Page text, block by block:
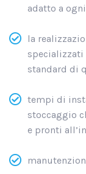
adatto a
la
specializzati
standard di
tempi di
stoccaggio
e pronti